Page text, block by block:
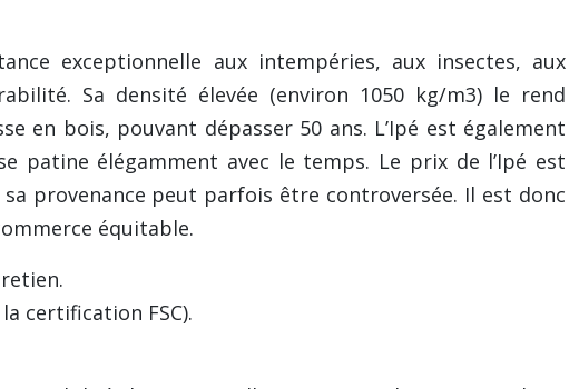
exceptionnelle aux intempéries, aux insectes, aux
Sa densité élevée (environ 1050 kg/m3) le rend
bois, pouvant dépasser 50 ans. L’Ipé est également
élégamment avec le temps. Le prix de l’Ipé est
provenance peut parfois être controversée. Il est donc
équitable.
certification FSC).